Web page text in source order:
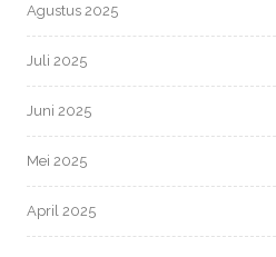
Agustus 2025
Juli 2025
Juni 2025
Mei 2025
April 2025